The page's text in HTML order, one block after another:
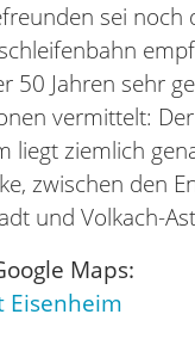
sei noch
50 Jahren sehr
vermittelt:
liegt ziemlich
zwischen den
und Volkach-
Maps:
Eisenheim